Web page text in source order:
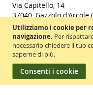
Utilizziamo i cookie per
navigazione. Per
necessario chiedere il tuo
saperne di più.
Consenti i cookie
Via Capitello, 14
37040, Gazzolo d'Arcole
Tel.: +39 045 7669611
Fax: +39 045 7669600
Email:
supporto.vendite@reca-
Copyright © 2019-